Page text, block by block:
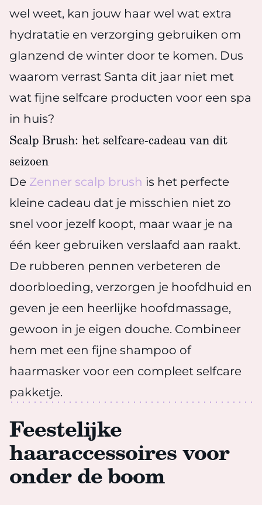
wel weet, kan jouw haar wel wat extra
hydratatie en verzorging gebruiken om
glanzend de winter door te komen. Dus
waarom verrast Santa dit jaar niet met
wat fijne selfcare producten voor een spa
in huis?
Scalp Brush: het selfcare-cadeau van dit
seizoen
De Zenner scalp brush is het perfecte
kleine cadeau dat je misschien niet zo
snel voor jezelf koopt, maar waar je na
één keer gebruiken verslaafd aan raakt.
De rubberen pennen verbeteren de
doorbloeding, verzorgen je hoofdhuid en
geven je een heerlijke hoofdmassage,
gewoon in je eigen douche. Combineer
hem met een fijne shampoo of
haarmasker voor een compleet selfcare
pakketje.
Feestelijke
haaraccessoires voor
onder de boom